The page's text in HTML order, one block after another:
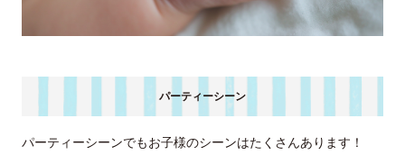
パーティーシーン
パーティーシーンでもお子様のシーンはたくさんあります！